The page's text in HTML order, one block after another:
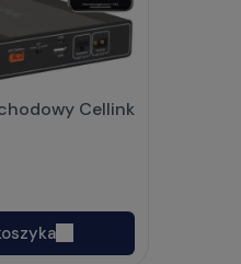
Cellink